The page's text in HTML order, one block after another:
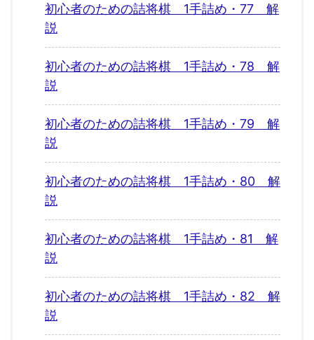
初心者のための詰将棋 1手詰め・77 解
説
初心者のための詰将棋 1手詰め・78 解
説
初心者のための詰将棋 1手詰め・79 解
説
初心者のための詰将棋 1手詰め・80 解
説
初心者のための詰将棋 1手詰め・81 解
説
初心者のための詰将棋 1手詰め・82 解
説